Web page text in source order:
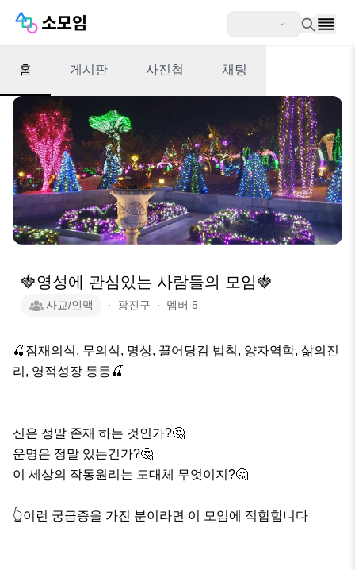
홈 게시판 사진첩 채팅
🍓영성에 관심있는 사람들의 모임🍓
사교/인맥 ∙ 광진구 ∙ 멤버 5
🍒잠재의식, 무의식, 명상, 끌어당김 법칙, 양자역학, 삶의진
리, 영적성장 등등🍒
신은 정말 존재 하는 것인가?🤔
운명은 정말 있는건가?🤔
이 세상의 작동원리는 도대체 무엇이지?🤔
👆이런 궁금증을 가진 분이라면 이 모임에 적합합니다